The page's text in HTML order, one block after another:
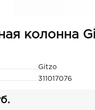
колонна
Gitzo
311017076